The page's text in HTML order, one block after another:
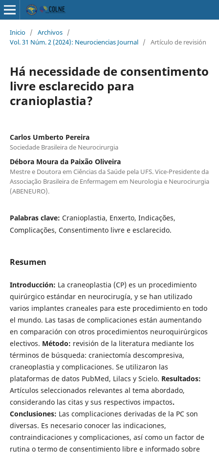
Inicio / Archivos /
Vol. 31 Núm. 2 (2024): Neurociencias Journal / Artículo de revisión
Há necessidade de consentimento
livre esclarecido para
cranioplastia?
Carlos Umberto Pereira
Sociedade Brasileira de Neurocirurgia
Débora Moura da Paixão Oliveira
Mestre e Doutora em Ciências da Saúde pela UFS. Vice-Presidente da
Associação Brasileira de Enfermagem em Neurologia e Neurocirurgia
(ABENEURO).
Palabras clave: Cranioplastia, Enxerto, Indicações,
Complicações, Consentimento livre e esclarecido.
Resumen
Introducción: La craneoplastia (CP) es un procedimiento
quirúrgico estándar en neurocirugía, y se han utilizado
varios implantes craneales para este procedimiento en todo
el mundo. Las tasas de complicaciones están aumentando
en comparación con otros procedimientos neuroquirúrgicos
electivos. Método: revisión de la literatura mediante los
términos de búsqueda: craniectomía descompresiva,
craneoplastia y complicaciones. Se utilizaron las
plataformas de datos PubMed, Lilacs y Scielo. Resultados:
Artículos seleccionados relevantes al tema abordado,
considerando las citas y sus respectivos impactos.
Conclusiones: Las complicaciones derivadas de la PC son
diversas. Es necesario conocer las indicaciones,
contraindicaciones y complicaciones, así como un factor de
rutina o termo de consentimiento libre e informado sobre